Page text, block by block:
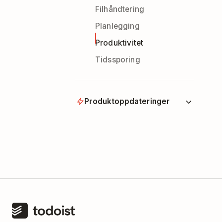
Filhåndtering
Planlegging
Produktivitet
Tidssporing
Produktoppdateringer